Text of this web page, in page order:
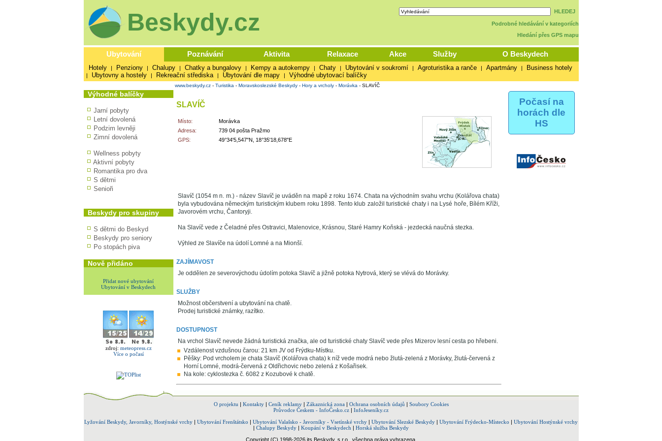
Beskydy.cz HLEDEJ
Podrobné hledávání v kategoriích
Hledání přes GPS mapu
Ubytování Poznávání Aktivita Relaxace Akce Služby O Beskydech
Hotely | Penziony | Chalupy | Chatky a bungalovy | Kempy a autokempy | Chaty | Ubytování v soukromí | Agroturistika a ranče | Apartmány | Business hotely
| Ubytovny a hostely | Rekreační střediska | Ubytování dle mapy | Výhodné ubytovací balíčky
Výhodné balíčky
Jarní pobyty
Letní dovolená
Podzim levněji
Zimní dovolená
Wellness pobyty
Aktivní pobyty
Romantika pro dva
S dětmi
Senioři
Beskydy pro skupiny
S dětmi do Beskyd
Beskydy pro seniory
Po stopách piva
Nově přidáno
Přidat nové ubytování
Ubytování v Beskydech
zdroj: meteopress.cz
Více o počasí
www.beskydy.cz- Turistika - Moravskoslezské Beskydy- Hory a vrcholy- Morávka - SLAVÍČ
SLAVÍČ
Místo:
Morávka
Adresa:
739 04 pošta Pražmo
GPS:
49°34'5,547"N, 18°35'18,678"E
Slavíč (1054 m n. m.) - název Slavíč je uváděn na mapě z roku 1674. Chata na východním svahu vrchu (Kolářova chata)
byla vybudována německým turistickým klubem roku 1898. Tento klub založil turistické chaty i na Lysé hoře, Bílém Kříži,
Javorovém vrchu, Čantoryji.
Na Slavíč vede z Čeladné přes Ostravici, Malenovice, Krásnou, Staré Hamry Koňská - jezdecká naučná stezka.
Výhled ze Slavíče na údolí Lomné a na Mionší.
ZAJÍMAVOST
Je oddělen ze severovýchodu údolím potoka Slavíč a jižně potoka Nytrová, který se vlévá do Morávky.
SLUŽBY
Možnost občerstvení a ubytování na chatě.
Prodej turistické známky, razítko.
DOSTUPNOST
Na vrchol Slavíč nevede žádná turistická značka, ale od turistické chaty Slavíč vede přes Mizerov lesní cesta po hřebeni.
Vzdálenost vzdušnou čarou: 21 km JV od Frýdku-Místku.
Pěšky: Pod vrcholem je chata Slavíč (Kolářova chata) k níž vede modrá nebo žlutá-zelená z Morávky, žlutá-červená z
Horní Lomné, modrá-červená z Oldřichovic nebo zelená z Košařisek.
Na kole: cyklostezka č. 6082 z Kozubové k chatě.
Počasí na
horách dle
HS
O projektu | Kontakty| Ceník reklamy| Zákaznická zona| Ochrana osobních údajů | Soubory Cookies
Průvodce Českem - InfoČesko.cz | InfoJeseníky.cz
Lyžování Beskydy, Javorníky, Hostýnské vrchy | Ubytování Frenštátsko | Ubytování Valašsko - Javorníky - Vsetínské vrchy | Ubytování Slezské Beskydy | Ubytování Frýdecko-Místecko | Ubytování Hostýnské vrchy
| Chalupy Beskydy | Koupání v Beskydech | Horská služba Beskydy
Copyright (C) 1998-2026 its Beskydy, s.r.o., všechna práva vyhrazena.